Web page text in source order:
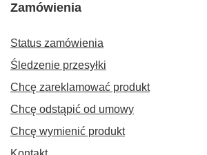
Zamówienia
Status zamówienia
Śledzenie przesyłki
Chcę zareklamować produkt
Chcę odstąpić od umowy
Chcę wymienić produkt